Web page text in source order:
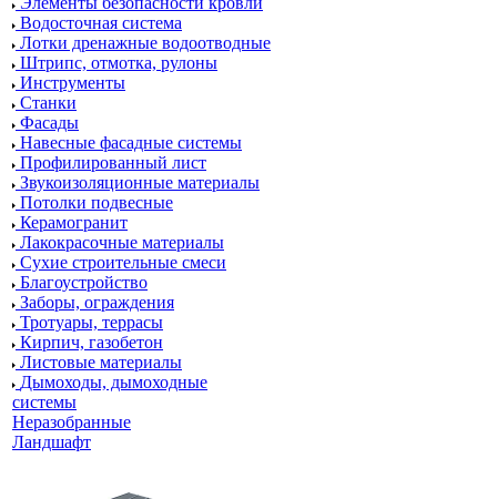
Водосточная система
Лотки дренажные водоотводные
Штрипс, отмотка, рулоны
Инструменты
Станки
Фасады
Навесные фасадные системы
Профилированный лист
Звукоизоляционные материалы
Потолки подвесные
Керамогранит
Лакокрасочные материалы
Сухие строительные смеси
Благоустройство
Заборы, ограждения
Тротуары, террасы
Кирпич, газобетон
Листовые материалы
Дымоходы, дымоходные
системы
Неразобранные
Ландшафт